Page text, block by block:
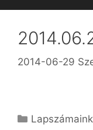
2014-06-29
Kategória
Lapszámaink